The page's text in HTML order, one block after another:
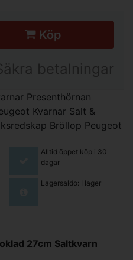
Köp
betalningar
Presenthörnan
Kvarnar Salt &
Bröllop Peugeot
Alltid öppet köp i 30
dagar
Lagersaldo: I lager
27cm Saltkvarn